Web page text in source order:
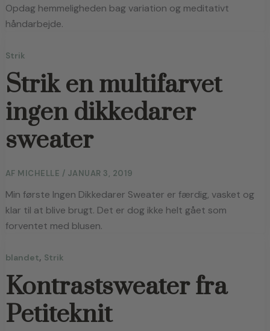
Opdag hemmeligheden bag variation og meditativt
håndarbejde.
Strik
Strik en multifarvet
ingen dikkedarer
sweater
AF MICHELLE / JANUAR 3, 2019
Min første Ingen Dikkedarer Sweater er færdig, vasket og
klar til at blive brugt. Det er dog ikke helt gået som
forventet med blusen.
blandet, Strik
Kontrastsweater fra
Petiteknit